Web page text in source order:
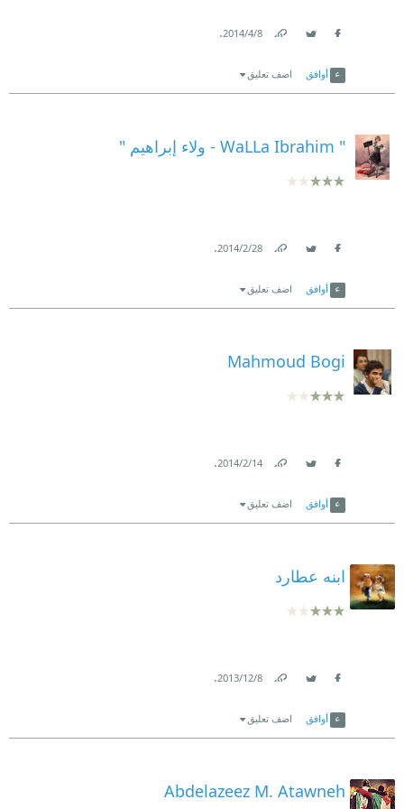
8‏/4‏/2014
.
أوافق اضف تعليق
" WaLLa Ibrahim - ولاء إبراهيم "
28‏/2‏/2014
.
أوافق اضف تعليق
Mahmoud Bogi
14‏/2‏/2014
.
أوافق اضف تعليق
ابنه عطارد
8‏/12‏/2013
.
أوافق اضف تعليق
Abdelazeez M. Atawneh